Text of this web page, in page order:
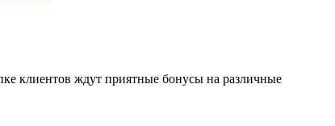
клиентов ждут приятные бонусы на различные